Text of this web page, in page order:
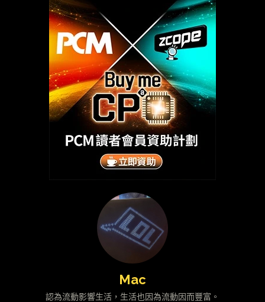
Mac
認為流動影響生活，生活也因為流動因而豐富。